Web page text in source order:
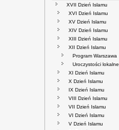
XVII Dzień Islamu
XVI Dzień Islamu
XV Dzień Islamu
XIV Dzień Islamu
XIII Dzień Islamu
XII Dzień Islamu
Program Warszawa
Uroczystości lokalne
XI Dzień Islamu
X Dzień Islamu
IX Dzień Islamu
VIII Dzień Islamu
VII Dzień Islamu
VI Dzień Islamu
V Dzień Islamu